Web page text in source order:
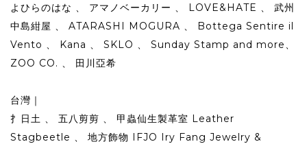
よひらのはな 、 アマノベーカリー 、 LOVE&HATE 、 武州
中島紺屋 、 ATARASHI MOGURA 、 Bottega Sentire il
Vento 、 Kana 、 SKLO 、 Sunday Stamp and more、
ZOO CO. 、 田川亞希
台灣｜
扌日土 、 五八剪剪 、 甲蟲仙生製革室 Leather
Stagbeetle 、 地方飾物 IFJO Iry Fang Jewelry &